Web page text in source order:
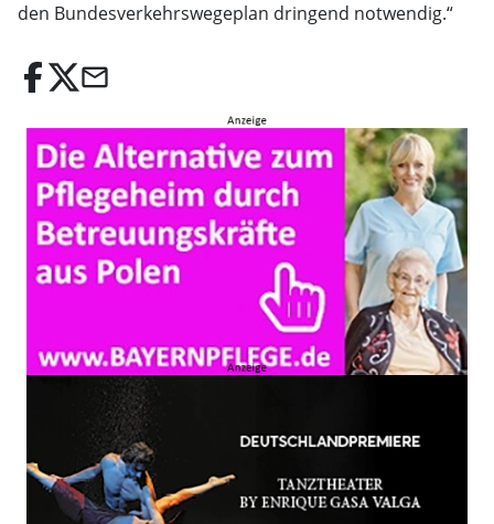
den Bundesverkehrswegeplan dringend notwendig.“
email